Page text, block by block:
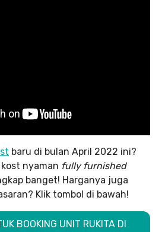
baru di bulan April 2022 ini?
nyaman fully furnished
banget! Harganya juga
Klik tombol di bawah!
BOOKING UNIT RUKITA DI